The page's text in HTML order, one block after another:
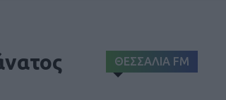
ΘΕΣΣΑΛΙΑ FM